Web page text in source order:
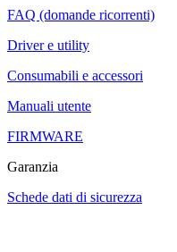
FAQ (domande ricorrenti)
Driver e utility
Consumabili e accessori
Manuali utente
FIRMWARE
Garanzia
Schede dati di sicurezza